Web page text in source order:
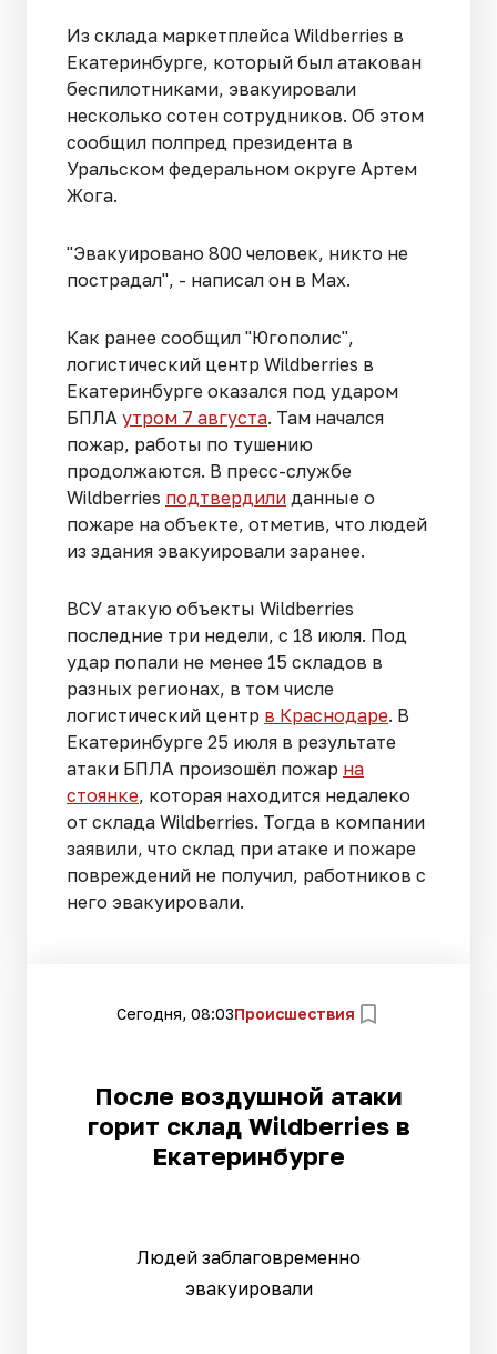
Из склада маркетплейса Wildberries в
Екатеринбурге, который был атакован
беспилотниками, эвакуировали
несколько сотен сотрудников. Об этом
сообщил полпред президента в
Уральском федеральном округе Артем
Жога.
"Эвакуировано 800 человек, никто не
пострадал", - написал он в Max.
Как ранее сообщил "Югополис",
логистический центр Wildberries в
Екатеринбурге оказался под ударом
БПЛА утром 7 августа. Там начался
пожар, работы по тушению
продолжаются. В пресс-службе
Wildberries подтвердили данные о
пожаре на объекте, отметив, что людей
из здания эвакуировали заранее.
ВСУ атакую объекты Wildberries
последние три недели, с 18 июля. Под
удар попали не менее 15 складов в
разных регионах, в том числе
логистический центр в Краснодаре. В
Екатеринбурге 25 июля в результате
атаки БПЛА произошёл пожар на
стоянке, которая находится недалеко
от склада Wildberries. Тогда в компании
заявили, что склад при атаке и пожаре
повреждений не получил, работников с
него эвакуировали.
Сегодня, 08:03Происшествия
После воздушной атаки
горит склад Wildberries в
Екатеринбурге
Людей заблаговременно
эвакуировали